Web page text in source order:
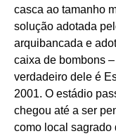
casca ao tamanho
solução adotada
arquibancada e
caixa de bombons
verdadeiro dele é
2001. O estádio
chegou até a ser
como local sagrado